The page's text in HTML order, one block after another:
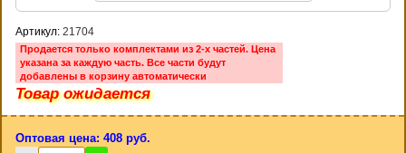
Артикул: 21704
Продается только комплектами из 2-х частей. Цена
указана за каждую часть. Все части будут
добавлены в корзину автоматически
Товар ожидается
Оптовая цена: 408 руб.